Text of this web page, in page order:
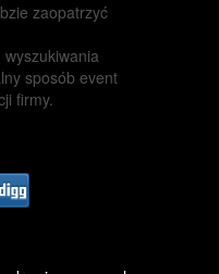
zaopatrzyć
sposób event
firmy.